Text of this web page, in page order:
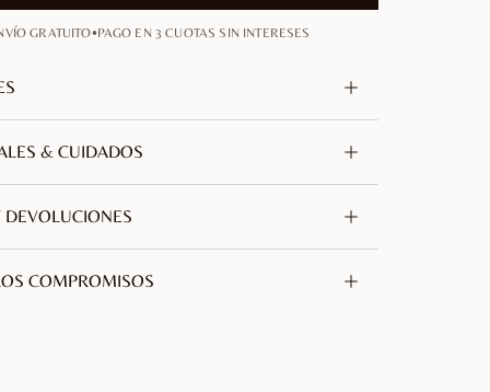
GRATUITO•PAGO EN 3 CUOTAS SIN INTERESES
Oro de 18 quilates
de la cadena
100 mm / 3.94 in
& CUIDADOS
cobre y zinc seleccionada por su
Libre de níquel, plomo e hipoalergénica.
DEVOLUCIONES
Francia.
COMPROMISOS